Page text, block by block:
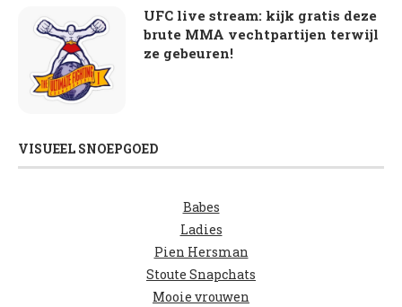
UFC live stream: kijk gratis deze
brute MMA vechtpartijen terwijl
ze gebeuren!
VISUEEL SNOEPGOED
Babes
Ladies
Pien Hersman
Stoute Snapchats
Mooie vrouwen